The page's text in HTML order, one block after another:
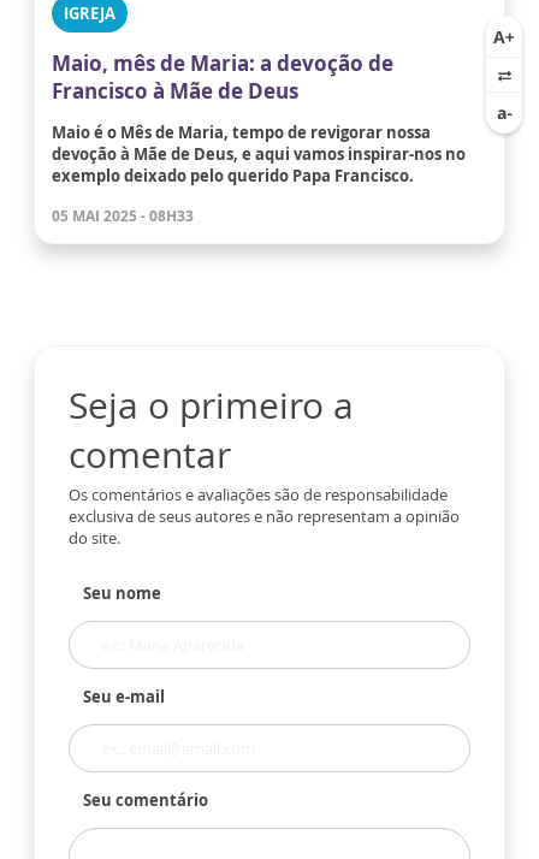
IGREJA
Maio, mês de Maria: a devoção de
Francisco à Mãe de Deus
Maio é o Mês de Maria, tempo de revigorar nossa
devoção à Mãe de Deus, e aqui vamos inspirar-nos no
exemplo deixado pelo querido Papa Francisco.
05 MAI 2025 - 08H33
Seja o primeiro a
comentar
Os comentários e avaliações são de responsabilidade
exclusiva de seus autores e não representam a opinião
do site.
Seu nome
Seu e-mail
Seu comentário